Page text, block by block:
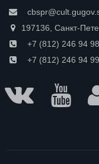
197136, Санкт-
+7 (812) 246 94 98
+7 (812) 246 94 99